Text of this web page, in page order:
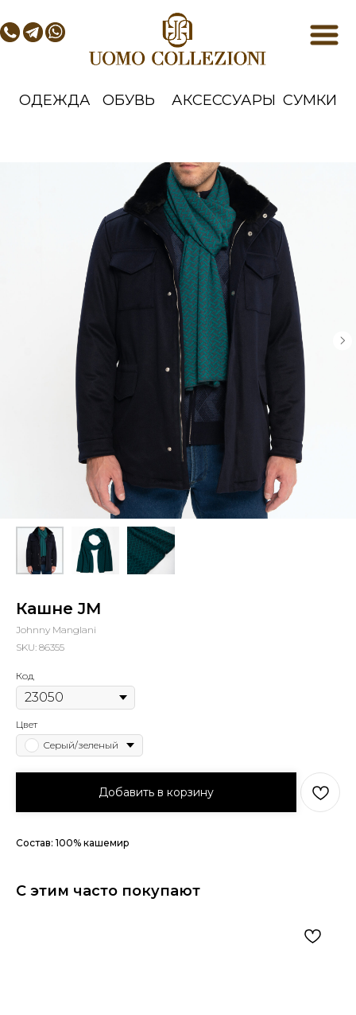
Кашне JM
Johnny Manglani
SKU: 86355
Код
Цвет
Серый/зеленый
Добавить в корзину
Состав: 100% кашемир
С этим часто покупают